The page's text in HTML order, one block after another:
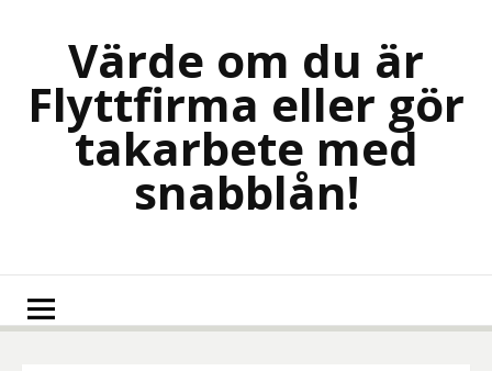
Värde om du är
Flyttfirma eller gör
takarbete med
snabblån!